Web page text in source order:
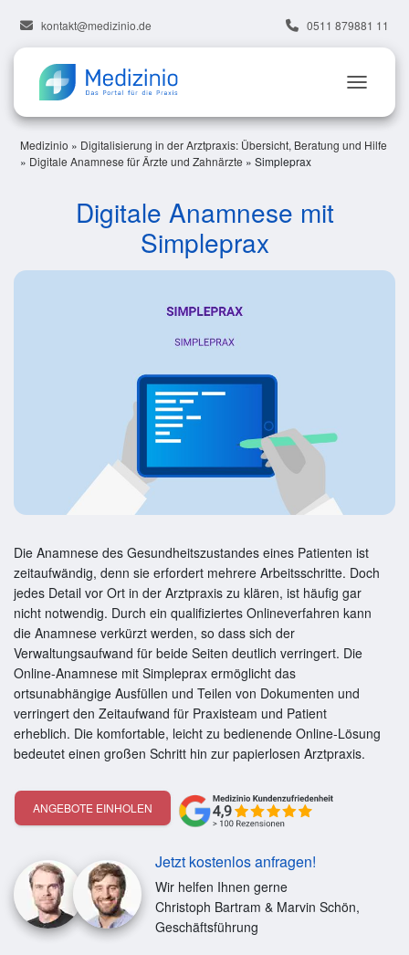
kontakt@medizinio.de 0511 879881 11
Medizinio » Digitalisierung in der Arztpraxis: Übersicht, Beratung und Hilfe
» Digitale Anamnese für Ärzte und Zahnärzte » Simpleprax
Digitale Anamnese mit
Simpleprax
Die Anamnese des Gesundheitszustandes eines Patienten ist
zeitaufwändig, denn sie erfordert mehrere Arbeitsschritte. Doch
jedes Detail vor Ort in der Arztpraxis zu klären, ist häufig gar
nicht notwendig. Durch ein qualifiziertes Onlineverfahren kann
die Anamnese verkürzt werden, so dass sich der
Verwaltungsaufwand für beide Seiten deutlich verringert. Die
Online-Anamnese mit Simpleprax ermöglicht das
ortsunabhängige Ausfüllen und Teilen von Dokumenten und
verringert den Zeitaufwand für Praxisteam und Patient
erheblich. Die komfortable, leicht zu bedienende Online-Lösung
bedeutet einen großen Schritt hin zur papierlosen Arztpraxis.
ANGEBOTE EINHOLEN
Jetzt kostenlos anfragen!
Wir helfen Ihnen gerne
Christoph Bartram & Marvin Schön,
Geschäftsführung